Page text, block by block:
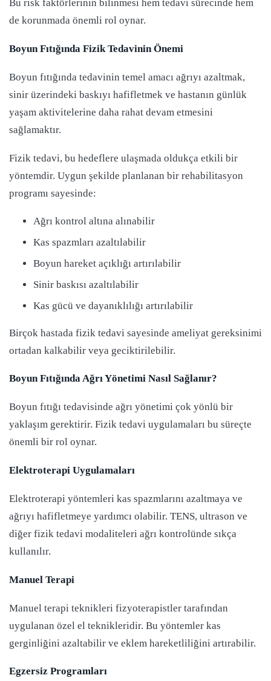
Bu risk faktörlerinin bilinmesi hem tedavi sürecinde hem
de korunmada önemli rol oynar.
Boyun Fıtığında Fizik Tedavinin Önemi
Boyun fıtığında tedavinin temel amacı ağrıyı azaltmak,
sinir üzerindeki baskıyı hafifletmek ve hastanın günlük
yaşam aktivitelerine daha rahat devam etmesini
sağlamaktır.
Fizik tedavi, bu hedeflere ulaşmada oldukça etkili bir
yöntemdir. Uygun şekilde planlanan bir rehabilitasyon
programı sayesinde:
Ağrı kontrol altına alınabilir
Kas spazmları azaltılabilir
Boyun hareket açıklığı artırılabilir
Sinir baskısı azaltılabilir
Kas gücü ve dayanıklılığı artırılabilir
Birçok hastada fizik tedavi sayesinde ameliyat gereksinimi
ortadan kalkabilir veya geciktirilebilir.
Boyun Fıtığında Ağrı Yönetimi Nasıl Sağlanır?
Boyun fıtığı tedavisinde ağrı yönetimi çok yönlü bir
yaklaşım gerektirir. Fizik tedavi uygulamaları bu süreçte
önemli bir rol oynar.
Elektroterapi Uygulamaları
Elektroterapi yöntemleri kas spazmlarını azaltmaya ve
ağrıyı hafifletmeye yardımcı olabilir. TENS, ultrason ve
diğer fizik tedavi modaliteleri ağrı kontrolünde sıkça
kullanılır.
Manuel Terapi
Manuel terapi teknikleri fizyoterapistler tarafından
uygulanan özel el teknikleridir. Bu yöntemler kas
gerginliğini azaltabilir ve eklem hareketliliğini artırabilir.
Egzersiz Programları